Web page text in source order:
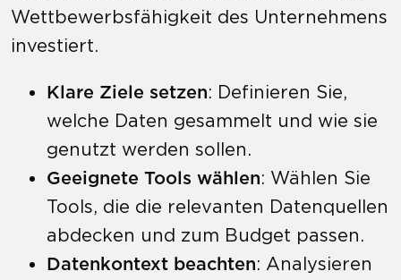
Wettbewerbsfähigkeit des Unternehmens
investiert.
Klare Ziele setzen: Definieren Sie,
welche Daten gesammelt und wie sie
genutzt werden sollen.
Geeignete Tools wählen: Wählen Sie
Tools, die die relevanten Datenquellen
abdecken und zum Budget passen.
Datenkontext beachten: Analysieren